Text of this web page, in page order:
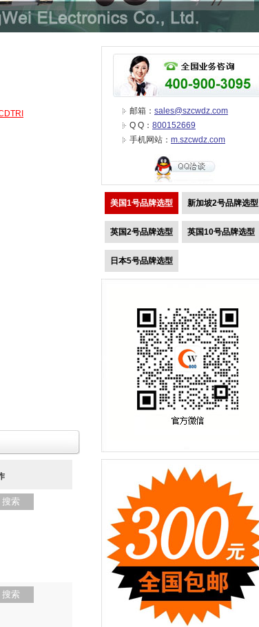
搜索
搜索
邮箱： sales@szcwdz.com
Q Q： 800152669
手机网站： m.szcwdz.com
美国1号品牌选型 新加坡2号品牌选型
英国2号品牌选型 英国10号品牌选型
日本5号品牌选型